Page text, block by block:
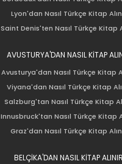
Lyon'dan Nasıl Türkçe Kitap
Saint Denis'ten Nasıl Türkçe Kitap
AVUSTURYA'DAN NASIL KİTAP
Avusturya'dan Nasıl Türkçe Kitap
Viyana'dan Nasıl Türkçe Kitap
Salzburg'tan Nasıl Türkçe Kitap
Innusbruck'tan Nasıl Türkçe Kitap
Graz'dan Nasıl Türkçe Kitap
BELÇİKA'DAN NASIL KİTAP